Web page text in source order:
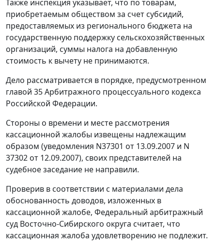
Также инспекция указывает, что по товарам,
приобретаемым обществом за счет субсидий,
предоставляемых из регионального бюджета на
государственную поддержку сельскохозяйственных
организаций, суммы налога на добавленную
стоимость к вычету не принимаются.
Дело рассматривается в порядке, предусмотренном
главой 35Арбитражного процессуального кодекса
Российской Федерации.
Стороны о времени и месте рассмотрения
кассационной жалобы извещены надлежащим
образом (уведомления N37301 от 13.09.2007 и N
37302 от 12.09.2007), своих представителей на
судебное заседание не направили.
Проверив в соответствии с материалами дела
обоснованность доводов, изложенных в
кассационной жалобе, Федеральный арбитражный
суд Восточно-Сибирского округа считает, что
кассационная жалоба удовлетворению не подлежит.